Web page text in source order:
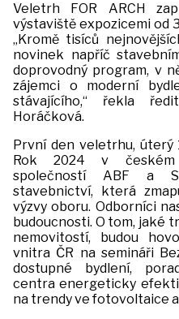
Veletrh FOR ARCH
výstaviště expozicemi od
„Kromě tisíců
novinek napříč
doprovodný program, v
zájemci o moderní
stávajícího,“ řekla
Horáčková.
První den veletrhu, úterý
Rok 2024 v českém
společností ABF a
stavebnictví, která
výzvy oboru. Odborníci
budoucnosti. O tom, jaké
nemovitostí, budou
vnitra ČR na semináři
dostupné bydlení,
centra energeticky
na trendy ve fotovoltaice a